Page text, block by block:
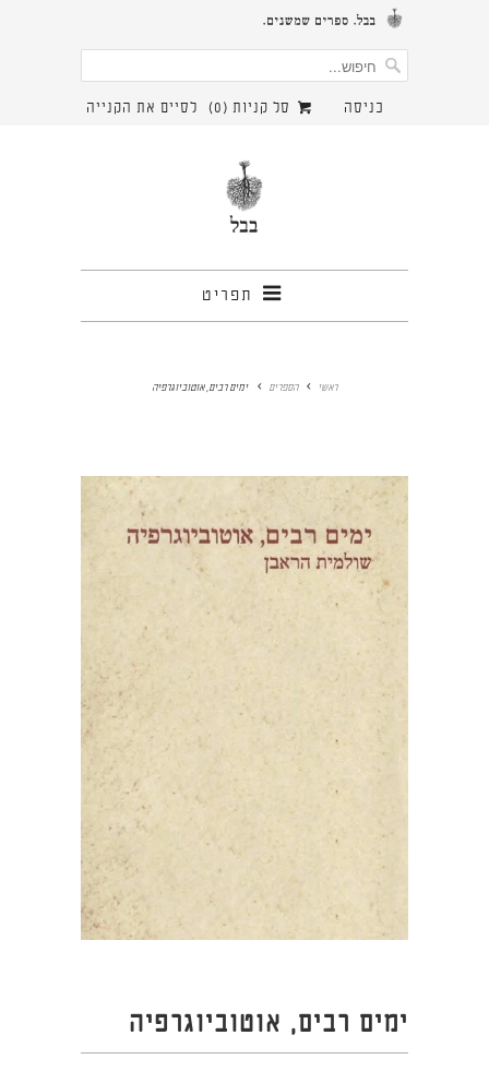
כניסה לסיים את הקנייה סל קניות ( 0
)
תפריט
ראשי הספרים ימים רבים, אוטוביוגרפיה
ימים רבים, אוטוביוגרפיה